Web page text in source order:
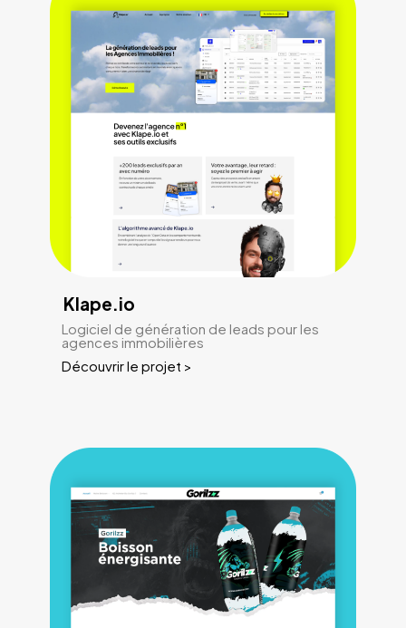
Klape.io
Logiciel de génération de leads pour les
agences immobilières
Découvrir le projet >